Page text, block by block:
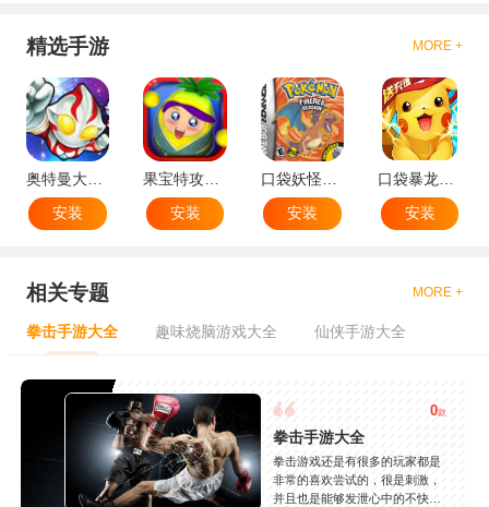
精选手游 MORE +
奥特曼大战小怪兽
安装
安装
安装
安装
相关专题 MORE +
拳击手游大全 趣味烧脑游戏大全 仙侠手游大全
0款
拳击手游大全
拳击游戏还是有很多的玩家都是
非常的喜欢尝试的，很是刺激，
并且也是能够发泄心中的不快